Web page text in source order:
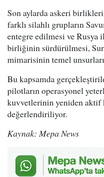
Son aylarda askeri
farklı silahlı grupların
entegre edilmesi ve Rusya
birliğinin sürdürülmesi,
mimarisinin temel unsurları
Bu kapsamda
pilotların operasyonel
kuvvetlerinin yeniden
değerlendiriliyor.
Kaynak: Mepa News